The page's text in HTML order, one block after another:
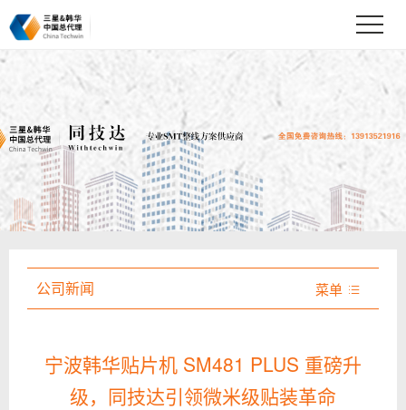
公司新闻 菜单 
宁波韩华贴片机 SM481 PLUS 重磅升
级，同技达引领微米级贴装革命